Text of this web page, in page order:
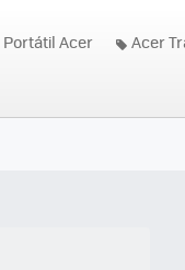
Portátil Acer Acer